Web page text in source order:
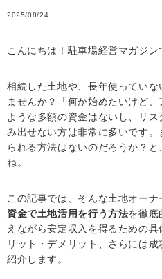
2025/08/24
こんにちは！駐車場経営マガジン
相続した土地や、長年使ってい
ませんか？「何か始めたいけど
ような多額の資金はないし、リ
み出せない方は非常に多いです
られる方法はないのだろうか？
ね。
この記事では、そんな土地オー
資金で土地活用を行う方法を徹底
えながら安定収入を得るための
リット・デメリット、さらには
紹介します。